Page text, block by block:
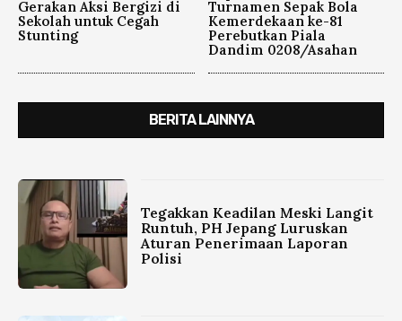
Gerakan Aksi Bergizi di
Sekolah untuk Cegah
Stunting
Turnamen Sepak Bola
Kemerdekaan ke-81
Perebutkan Piala
Dandim 0208/Asahan
BERITA LAINNYA
Tegakkan Keadilan Meski Langit
Runtuh, PH Jepang Luruskan
Aturan Penerimaan Laporan
Polisi